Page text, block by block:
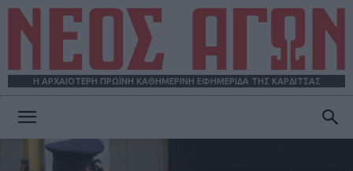
Η ΑΡΧΑΙΟΤΕΡΗ ΠΡΩΪΝΗ ΚΑΘΗΜΕΡΙΝΗ ΕΦΗΜΕΡΙΔΑ ΤΗΣ ΚΑΡΔΙΤΣΑΣ